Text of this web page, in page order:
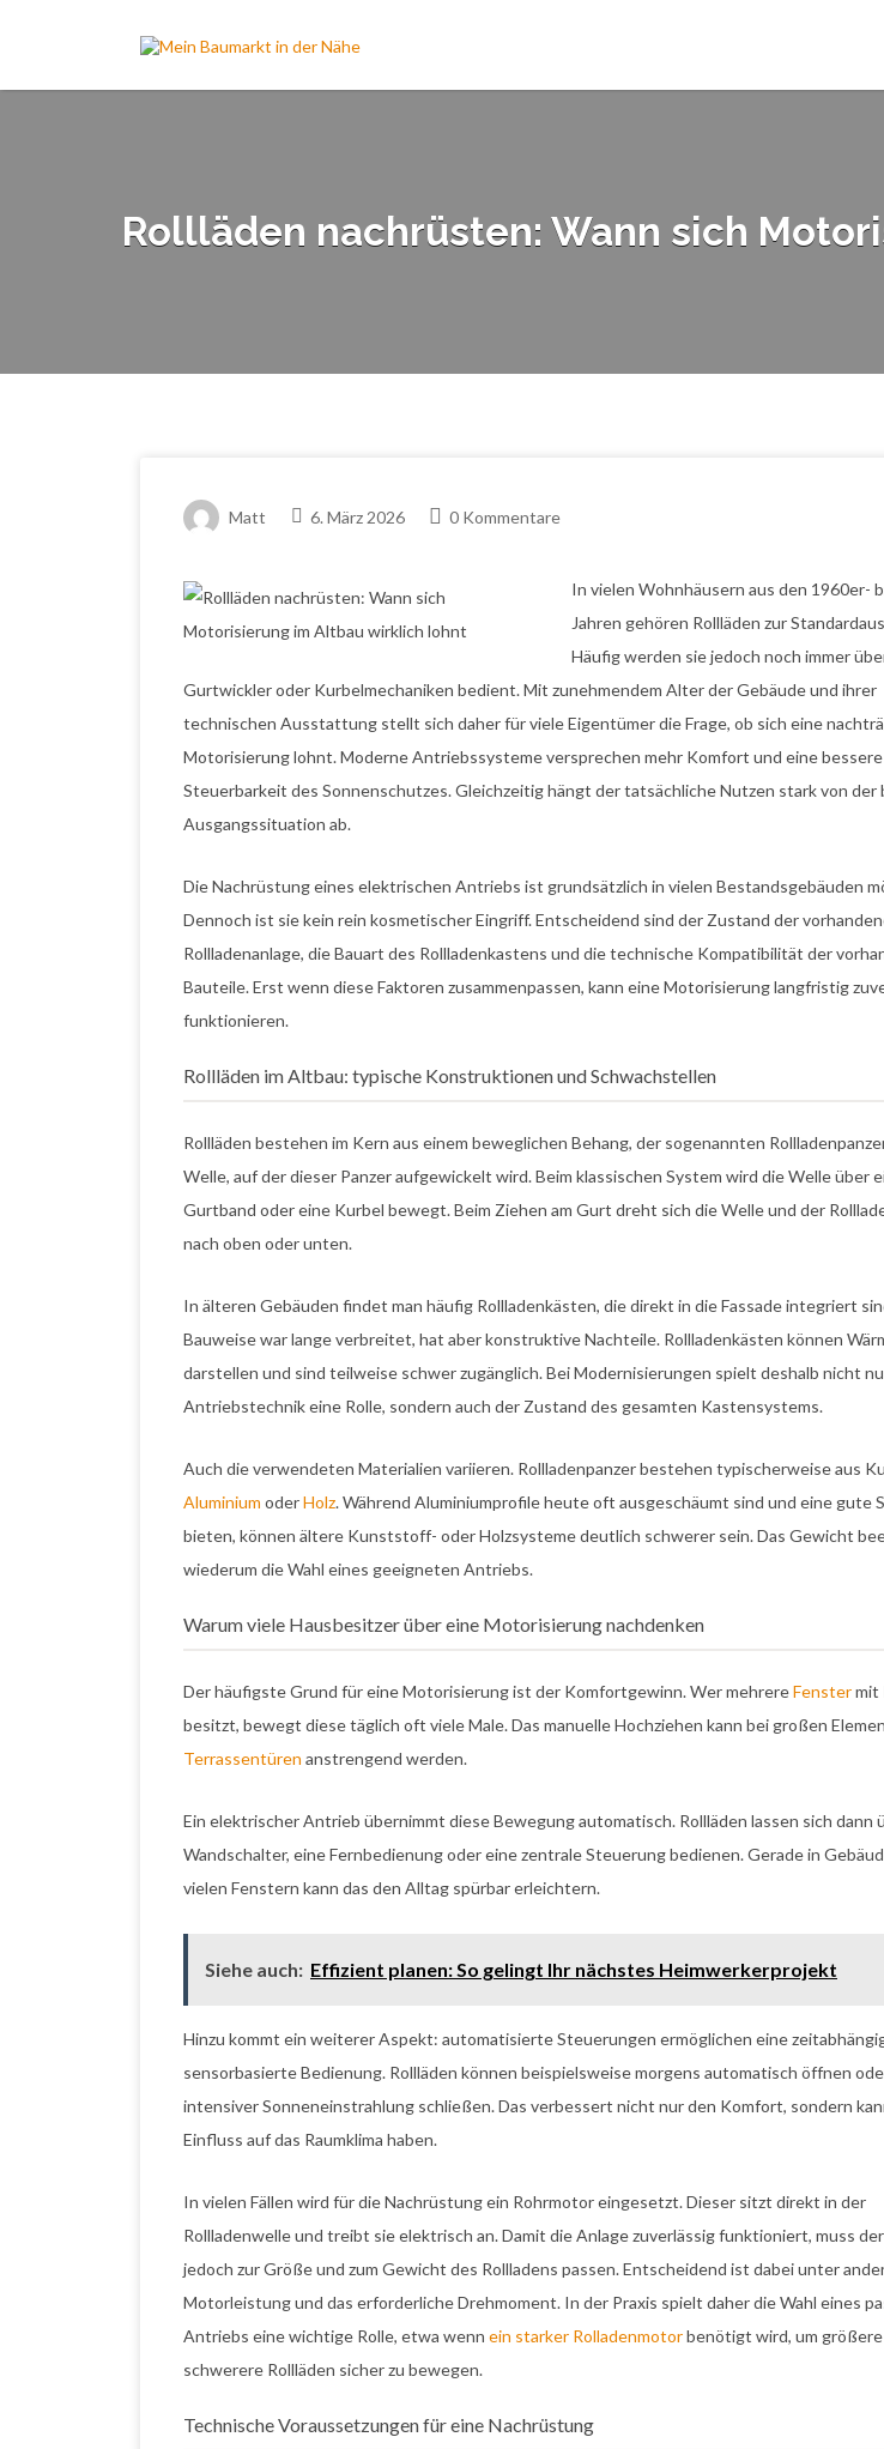
nach:
Rollläden nachrüsten: Wann sich
Matt 6. März 2026 0 Kommentare
In vielen Wohnhäusern aus den 1960er-
Jahren gehören Rollläden zur
Häufig werden sie jedoch noch immer
Gurtwickler oder Kurbelmechaniken bedient. Mit zunehmendem Alter der Gebäude und ihrer
technischen Ausstattung stellt sich daher für viele Eigentümer die Frage, ob sich eine
Motorisierung lohnt. Moderne Antriebssysteme versprechen mehr Komfort und eine bessere
Steuerbarkeit des Sonnenschutzes. Gleichzeitig hängt der tatsächliche Nutzen stark von der
Ausgangssituation ab.
Die Nachrüstung eines elektrischen Antriebs ist grundsätzlich in vielen Bestandsgebäuden
Dennoch ist sie kein rein kosmetischer Eingriff. Entscheidend sind der Zustand der
Rollladenanlage, die Bauart des Rollladenkastens und die technische Kompatibilität der
Bauteile. Erst wenn diese Faktoren zusammenpassen, kann eine Motorisierung langfristig
funktionieren.
Rollläden im Altbau: typische Konstruktionen und Schwachstellen
Rollläden bestehen im Kern aus einem beweglichen Behang, der sogenannten
Welle, auf der dieser Panzer aufgewickelt wird. Beim klassischen System wird die Welle über
Gurtband oder eine Kurbel bewegt. Beim Ziehen am Gurt dreht sich die Welle und der
nach oben oder unten.
In älteren Gebäuden findet man häufig Rollladenkästen, die direkt in die Fassade integriert
Bauweise war lange verbreitet, hat aber konstruktive Nachteile. Rollladenkästen können
darstellen und sind teilweise schwer zugänglich. Bei Modernisierungen spielt deshalb nicht
Antriebstechnik eine Rolle, sondern auch der Zustand des gesamten Kastensystems.
Auch die verwendeten Materialien variieren. Rollladenpanzer bestehen typischerweise aus
Aluminium oderHolz. Während Aluminiumprofile heute oft ausgeschäumt sind und eine gute
bieten, können ältere Kunststoff- oder Holzsysteme deutlich schwerer sein. Das Gewicht
wiederum die Wahl eines geeigneten Antriebs.
Warum viele Hausbesitzer über eine Motorisierung nachdenken
Der häufigste Grund für eine Motorisierung ist der Komfortgewinn. Wer mehrereFenstermit
besitzt, bewegt diese täglich oft viele Male. Das manuelle Hochziehen kann bei großen
Terrassentüren anstrengend werden.
Ein elektrischer Antrieb übernimmt diese Bewegung automatisch. Rollläden lassen sich dann
Wandschalter, eine Fernbedienung oder eine zentrale Steuerung bedienen. Gerade in
vielen Fenstern kann das den Alltag spürbar erleichtern.
Siehe auch: Effizient planen: So gelingt Ihr nächstes Heimwerkerprojekt
Hinzu kommt ein weiterer Aspekt: automatisierte Steuerungen ermöglichen eine
sensorbasierte Bedienung. Rollläden können beispielsweise morgens automatisch öffnen
intensiver Sonneneinstrahlung schließen. Das verbessert nicht nur den Komfort, sondern
Einfluss auf das Raumklima haben.
In vielen Fällen wird für die Nachrüstung ein Rohrmotor eingesetzt. Dieser sitzt direkt in der
Rollladenwelle und treibt sie elektrisch an. Damit die Anlage zuverlässig funktioniert, muss
jedoch zur Größe und zum Gewicht des Rollladens passen. Entscheidend ist dabei unter
Motorleistung und das erforderliche Drehmoment. In der Praxis spielt daher die Wahl eines
Antriebs eine wichtige Rolle, etwa wenn ein starker Rolladenmotorbenötigt wird, um
schwerere Rollläden sicher zu bewegen.
Technische Voraussetzungen für eine Nachrüstung